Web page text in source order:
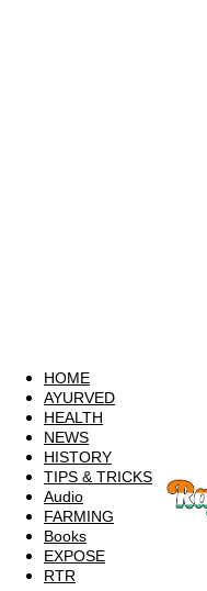
HOME
AYURVED
HEALTH
NEWS
HISTORY
TIPS & TRICKS
Audio
FARMING
Books
EXPOSE
RTR